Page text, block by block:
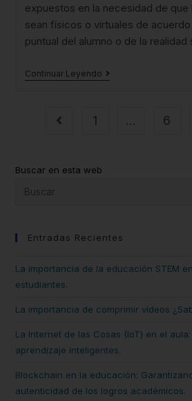
expuestos en la necesidad de
sean físicos o virtuales de
puntual del alumno o de la realidad
Continuar Leyendo
1 … 6
Buscar en esta web
Entradas Recientes
La importancia de la educación STEM
estudiantes.
La importancia de comprimir vídeos
La Internet de las Cosas (IoT) en el
aprendizaje inteligentes.
Blockchain en la educación:
autenticidad de los logros académicos.